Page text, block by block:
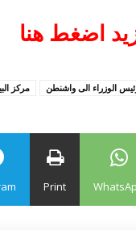
اضغط هنا
الوزراء الى واشنطن مركز
Print